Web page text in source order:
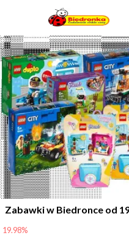
Zabawki w Biedronce od
19.98%